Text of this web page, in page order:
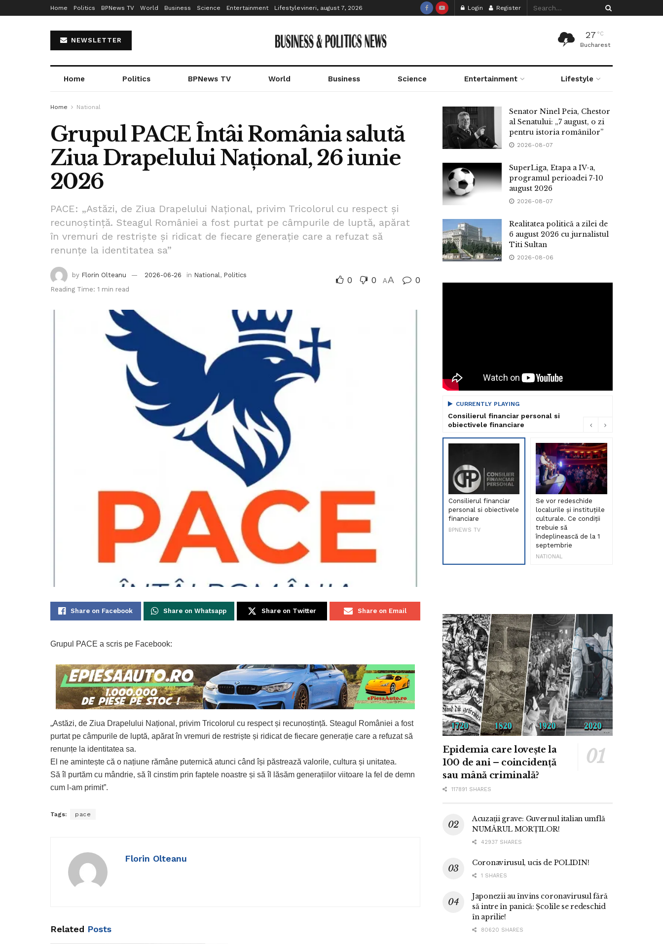
Home Politics BPNews TV World Business Science Entertainment Lifestylevineri, august 7, 2026 Login Register
NEWSLETTER
27 °C
Bucharest
Home Politics BPNews TV World Business Science Entertainment Lifestyle
Home National
Grupul PACE Întâi România salută
Ziua Drapelului Național, 26 iunie
2026
PACE: „Astăzi, de Ziua Drapelului Național, privim Tricolorul cu respect și
recunoștință. Steagul României a fost purtat pe câmpurile de luptă, apărat
în vremuri de restriște și ridicat de fiecare generație care a refuzat să
renunțe la identitatea sa”
by Florin Olteanu 2026-06-26 in National , Politics
Reading Time: 1 min read
0 0 AA 0
Share on Facebook Share on Whatsapp Share on Twitter Share on Email
Grupul PACE a scris pe Facebook:
„Astăzi, de Ziua Drapelului Național, privim Tricolorul cu respect și recunoștință. Steagul României a fost
purtat pe câmpurile de luptă, apărat în vremuri de restriște și ridicat de fiecare generație care a refuzat să
renunțe la identitatea sa.
El ne amintește că o națiune rămâne puternică atunci când își păstrează valorile, cultura și unitatea.
Să îl purtăm cu mândrie, să îl cinstim prin faptele noastre și să îl lăsăm generațiilor viitoare la fel de demn
cum l-am primit”.
Tags: pace
Florin Olteanu
Related Posts
Senator Ninel Peia, Chestor
al Senatului: „7 august, o zi
pentru istoria românilor”
2026-08-07
SuperLiga, Etapa a IV-a,
programul perioadei 7-10
august 2026
2026-08-07
Realitatea politică a zilei de
6 august 2026 cu jurnalistul
Titi Sultan
2026-08-06
CURRENTLY PLAYING
Consilierul financiar personal si
obiectivele financiare
Consilierul financiar
personal si obiectivele
financiare
BPNEWS TV
Se vor redeschide
localurile și instituțiile
culturale. Ce condiții
trebuie să
îndeplinească de la 1
septembrie
NATIONAL
Epidemia care lovește la
100 de ani – coincidență
sau mână criminală?
117891 SHARES
Acuzații grave: Guvernul italian umflă
NUMĂRUL MORȚILOR!
42937 SHARES
Coronavirusul, ucis de POLIDIN!
1 SHARES
Japonezii au învins coronavirusul fără
să intre în panică: Școlile se redeschid
în aprilie!
80620 SHARES